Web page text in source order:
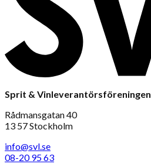
Sprit & Vinleverantörsföreningen
Rådmansgatan 40
13 57 Stockholm
info@svl.se
08-20 95 63